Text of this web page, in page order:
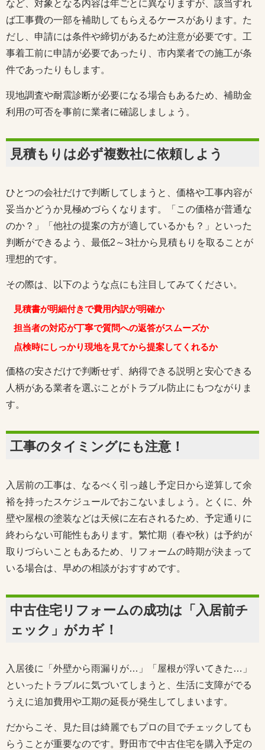
など、対象となる内容は年ごとに異なりますが、該当すれ
ば工事費の一部を補助してもらえるケースがあります。た
だし、申請には条件や締切があるため注意が必要です。工
事着工前に申請が必要であったり、市内業者での施工が条
件であったりもします。
現地調査や耐震診断が必要になる場合もあるため、補助金
利用の可否を事前に業者に確認しましょう。
見積もりは必ず複数社に依頼しよう
ひとつの会社だけで判断してしまうと、価格や工事内容が
妥当かどうか見極めづらくなります。「この価格が普通な
のか？」「他社の提案の方が適しているかも？」といった
判断ができるよう、最低2～3社から見積もりを取ることが
理想的です。
その際は、以下のような点にも注目してみてください。
見積書が明細付きで費用内訳が明確か
担当者の対応が丁寧で質問への返答がスムーズか
点検時にしっかり現地を見てから提案してくれるか
価格の安さだけで判断せず、納得できる説明と安心できる
人柄がある業者を選ぶことがトラブル防止にもつながりま
す。
工事のタイミングにも注意！
入居前の工事は、なるべく引っ越し予定日から逆算して余
裕を持ったスケジュールでおこないましょう。とくに、外
壁や屋根の塗装などは天候に左右されるため、予定通りに
終わらない可能性もあります。繁忙期（春や秋）は予約が
取りづらいこともあるため、リフォームの時期が決まって
いる場合は、早めの相談がおすすめです。
中古住宅リフォームの成功は「入居前チ
ェック」がカギ！
入居後に「外壁から雨漏りが…」「屋根が浮いてきた…」
といったトラブルに気づいてしまうと、生活に支障がでる
うえに追加費用や工期の延長が発生してしまいます。
だからこそ、見た目は綺麗でもプロの目でチェックしても
らうことが重要なのです。野田市で中古住宅を購入予定の